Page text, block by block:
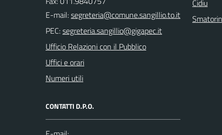
E-mail:
PEC:
Ufficio Relazioni con il Pubblico
Uffici e orari
Numeri utili
CONTATTI D.P.O.
Cidiu